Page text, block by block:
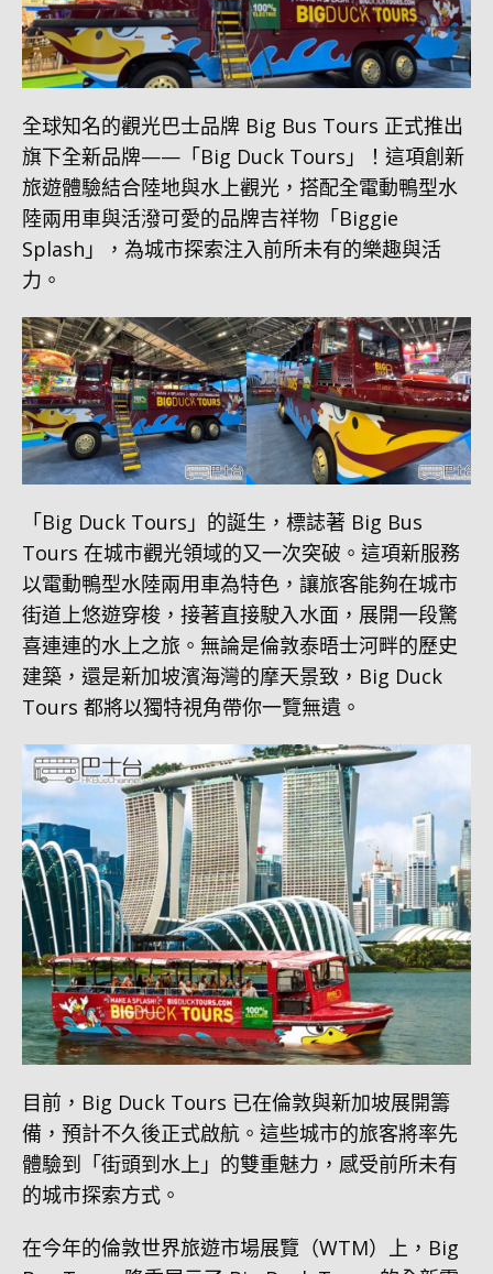
全球知名的觀光巴士品牌 Big Bus Tours 正式推出
旗下全新品牌——「Big Duck Tours」！這項創新
旅遊體驗結合陸地與水上觀光，搭配全電動鴨型水
陸兩用車與活潑可愛的品牌吉祥物「Biggie
Splash」，為城市探索注入前所未有的樂趣與活
力。
「Big Duck Tours」的誕生，標誌著 Big Bus
Tours 在城市觀光領域的又一次突破。這項新服務
以電動鴨型水陸兩用車為特色，讓旅客能夠在城市
街道上悠遊穿梭，接著直接駛入水面，展開一段驚
喜連連的水上之旅。無論是倫敦泰晤士河畔的歷史
建築，還是新加坡濱海灣的摩天景致，Big Duck
Tours 都將以獨特視角帶你一覽無遺。
目前，Big Duck Tours 已在倫敦與新加坡展開籌
備，預計不久後正式啟航。這些城市的旅客將率先
體驗到「街頭到水上」的雙重魅力，感受前所未有
的城市探索方式。
在今年的倫敦世界旅遊市場展覽（WTM）上，Big